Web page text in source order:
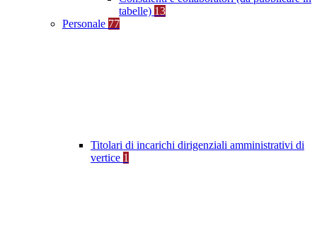
tabelle) 13
Personale 77
Titolari di incarichi dirigenziali amministrativi di
vertice 1